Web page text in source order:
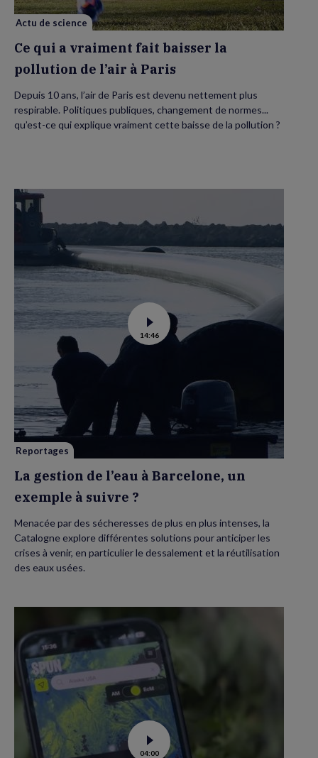
de
l’air
à
Actu de science
Ce qui a vraiment fait baisser la
pollution de l’air à Paris
Depuis 10 ans, l’air de Paris est devenu nettement plus
respirable. Politiques publiques, changement de normes...
qu’est-ce qui explique vraiment cette baisse de la pollution ?
Voir
la
vidéo
Barcelone,
un
exemple
à
?
14:46
Reportages
La gestion de l’eau à Barcelone, un
exemple à suivre ?
Menacée par des sécheresses de plus en plus intenses, la
Catalogne explore différentes solutions pour anticiper les
crises à venir, en particulier le dessalement et la réutilisation
des eaux usées.
Voir
la
04:00